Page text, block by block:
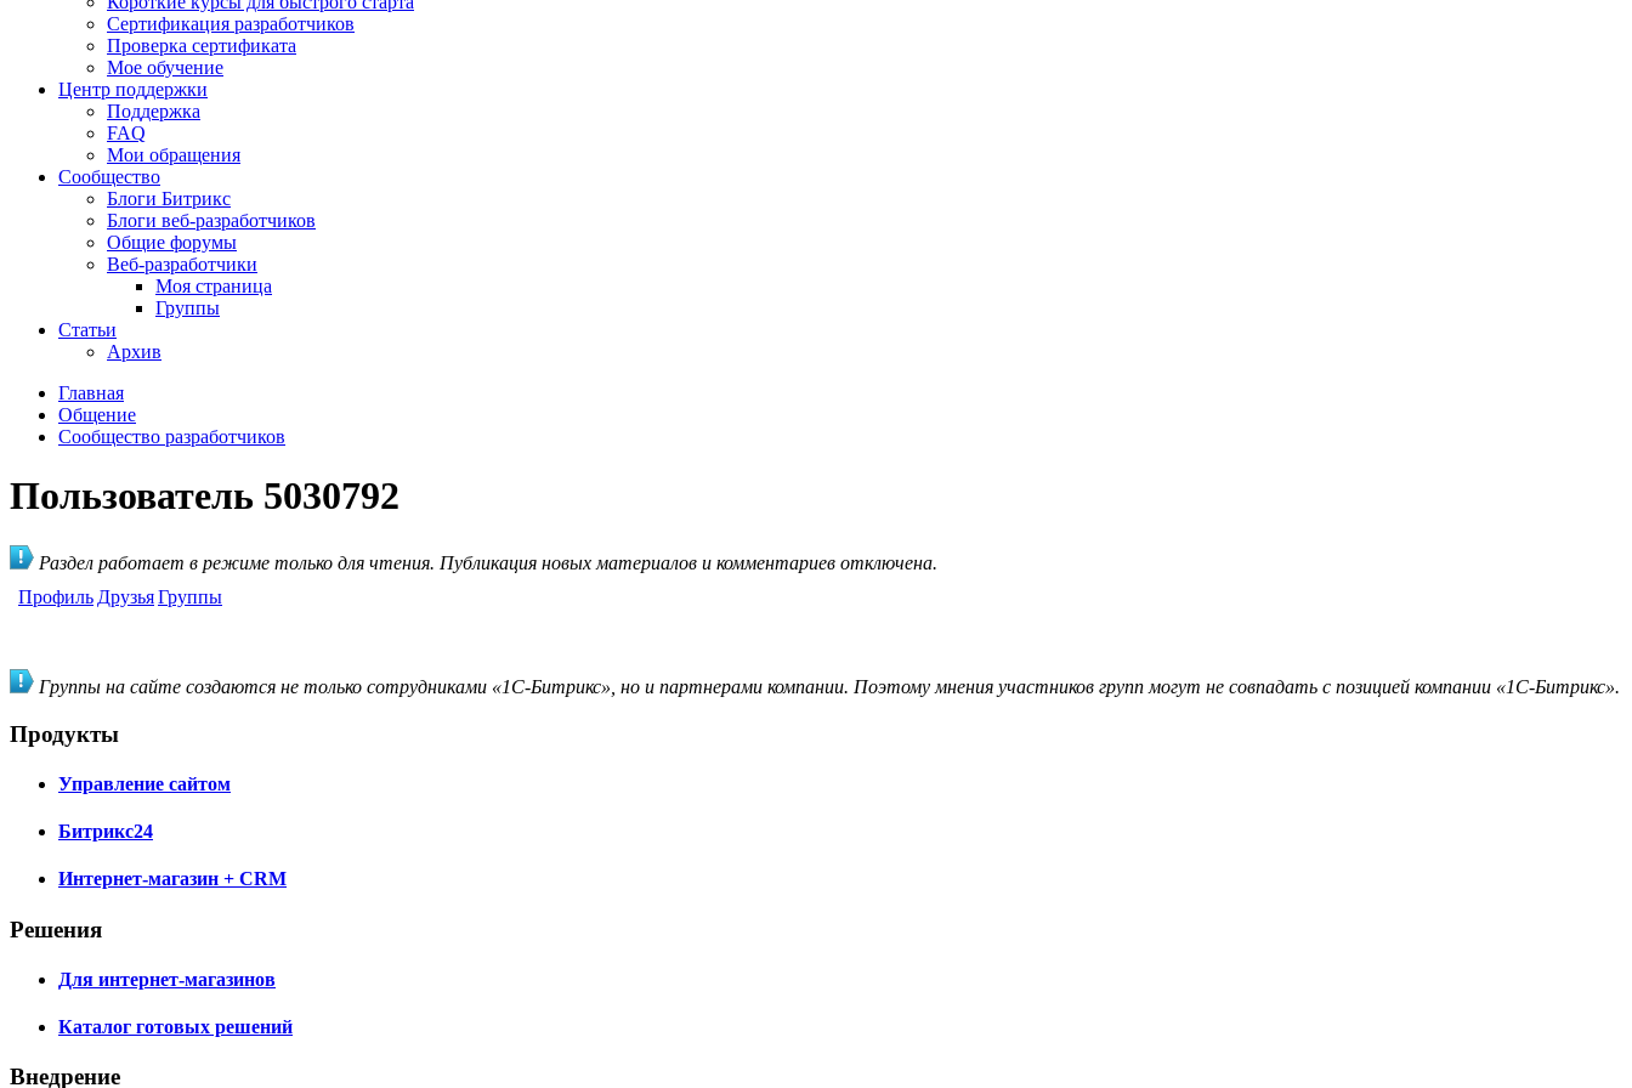
Сертификация разработчиков
Проверка сертификата
Мое обучение
Центр поддержки
Поддержка
FAQ
Мои обращения
Сообщество
Блоги Битрикс
Блоги веб-разработчиков
Общие форумы
Веб-разработчики
Моя страница
Группы
Статьи
Архив
Главная
Общение
Сообщество разработчиков
Пользователь 5030792
Раздел работает в режиме только для чтения. Публикация новых материалов и комментариев отключена.
Профиль ДрузьяГруппы
Группы на сайте создаются не только сотрудниками «1С-Битрикс», но и партнерами компании. Поэтому мнения участников групп могут не совпадать с позицией компании «1С-Битрикс».
Продукты
Управление сайтом
Битрикс24
Интернет-магазин + CRM
Решения
Для интернет-магазинов
Каталог готовых решений
Внедрение